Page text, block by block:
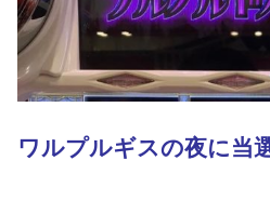
ワルプルギスの夜に当